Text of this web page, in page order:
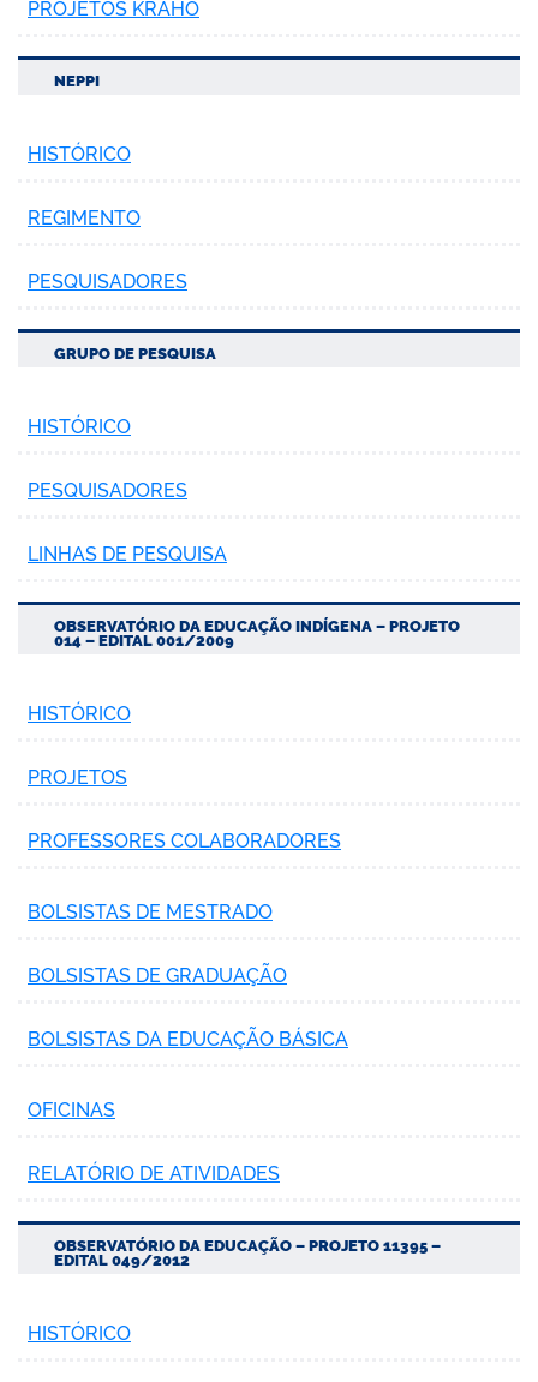
portal
PROJETOS KRAHÔ
NEPPI
HISTÓRICO
REGIMENTO
PESQUISADORES
GRUPO DE PESQUISA
HISTÓRICO
PESQUISADORES
LINHAS DE PESQUISA
OBSERVATÓRIO DA EDUCAÇÃO INDÍGENA – PROJETO
014 – EDITAL 001/2009
HISTÓRICO
PROJETOS
PROFESSORES COLABORADORES
BOLSISTAS DE MESTRADO
BOLSISTAS DE GRADUAÇÃO
BOLSISTAS DA EDUCAÇÃO BÁSICA
OFICINAS
RELATÓRIO DE ATIVIDADES
OBSERVATÓRIO DA EDUCAÇÃO – PROJETO 11395 –
EDITAL 049/2012
HISTÓRICO